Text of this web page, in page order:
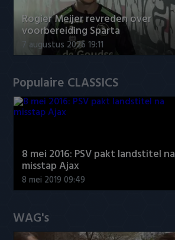
Rogier Meijer revreden over
voorbereiding Sparta
7 augustus 2026 19:11
Populaire CLASSICS
8 mei 2016: PSV pakt landstitel na
misstap Ajax
8 mei 2019 09:49
WAG's